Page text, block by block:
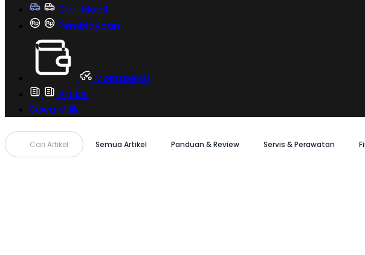
Cari Mobil
Pembiayaan
MoInspeksi
Artikel
Sewa Milik
Cari Artikel Semua Artikel Panduan & Review Servis & Perawatan